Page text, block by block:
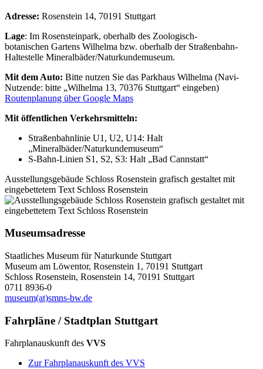
Adresse: Rosenstein 14, 70191 Stuttgart
Lage: Im Rosensteinpark, oberhalb des Zoologisch-
botanischen Gartens Wilhelma bzw. oberhalb der Straßenbahn-
Haltestelle Mineralbäder/Naturkundemuseum.
Mit dem Auto: Bitte nutzen Sie das Parkhaus Wilhelma (Navi-
Nutzende: bitte „Wilhelma 13, 70376 Stuttgart“ eingeben)
Routenplanung über Google Maps
Mit öffentlichen Verkehrsmitteln:
Straßenbahnlinie U1, U2, U14: Halt
„Mineralbäder/Naturkundemuseum“
S-Bahn-Linien S1, S2, S3: Halt „Bad Cannstatt“
Ausstellungsgebäude Schloss Rosenstein grafisch gestaltet mit
eingebettetem Text Schloss Rosenstein
Museumsadresse
Staatliches Museum für Naturkunde Stuttgart
Museum am Löwentor, Rosenstein 1, 70191 Stuttgart
Schloss Rosenstein, Rosenstein 14, 70191 Stuttgart
0711 8936-0
museum(at)smns-bw.de
Fahrpläne / Stadtplan Stuttgart
Fahrplanauskunft des VVS
Zur Fahrplanauskunft des VVS